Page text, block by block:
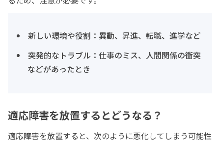
新しい環境や役割：異動、昇進、転職、進学など
突発的なトラブル：仕事のミス、人間関係の衝突
などがあったとき
適応障害を放置するとどうなる？
適応障害を放置すると、次のように悪化してしまう可能性